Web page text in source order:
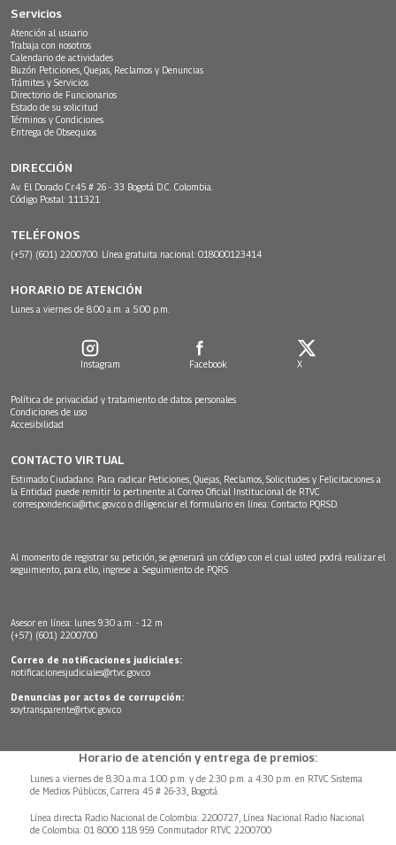
Servicios
Atención al usuario
Trabaja con nosotros
Calendario de actividades
Buzón Peticiones, Quejas, Reclamos y Denuncias
Trámites y Servicios
Directorio de Funcionarios
Estado de su solicitud
Términos y Condiciones
Entrega de Obsequios
DIRECCIÓN
Av. El Dorado Cr.45 # 26 - 33 Bogotá D.C. Colombia.
Código Postal: 111321
TELÉFONOS
(+57) (601) 2200700. Línea gratuita nacional: 018000123414
HORARIO DE ATENCIÓN
Lunes a viernes de 8:00 a.m. a 5:00 p.m.
Instagram Facebook X
Política de privacidad y tratamiento de datos personales
Condiciones de uso
Accesibilidad
CONTACTO VIRTUAL
Estimado Ciudadano: Para radicar Peticiones, Quejas, Reclamos, Solicitudes y Felicitaciones a
la Entidad puede remitir lo pertinente al Correo Oficial Institucional de RTVC
correspondencia@rtvc.gov.co o diligenciar el formulario en línea: Contacto PQRSD.
Al momento de registrar su petición, se generará un código con el cual usted podrá realizar el
seguimiento, para ello, ingrese a: Seguimiento de PQRS
Asesor en línea: lunes 9:30 a.m. - 12 m
(+57) (601) 2200700
Correo de notificaciones judiciales:
notificacionesjudiciales@rtvc.gov.co
Denuncias por actos de corrupción:
soytransparente@rtvc.gov.co
Horario de atención y entrega de premios:
Lunes a viernes de 8:30 a.m.a 1:00 p.m. y de 2:30 p.m. a 4:30 p.m. en RTVC Sistema
de Medios Públicos, Carrera 45 # 26-33, Bogotá.
Línea directa Radio Nacional de Colombia: 2200727, Línea Nacional Radio Nacional
de Colombia: 01 8000 118 959. Conmutador RTVC 2200700